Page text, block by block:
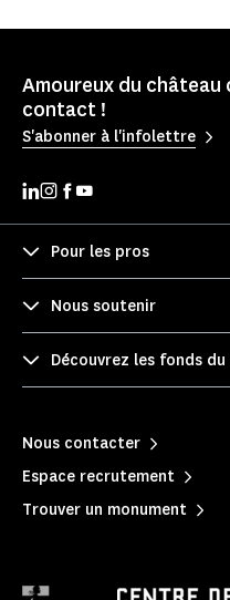
Amoureux du château
contact !
S'abonner à l'infolettre
Pour les pros
Nous soutenir
Découvrez les fonds
Nous contacter
Espace recrutement
Trouver un monument